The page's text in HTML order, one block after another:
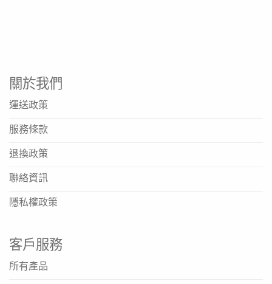
關於我們
運送政策
服務條款
退換政策
聯絡資訊
隱私權政策
客戶服務
所有產品